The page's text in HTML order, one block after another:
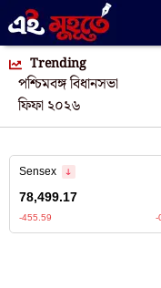
Trending
পশ্চিমবঙ্গ বিধানসভা
ফিফা ২০২৬